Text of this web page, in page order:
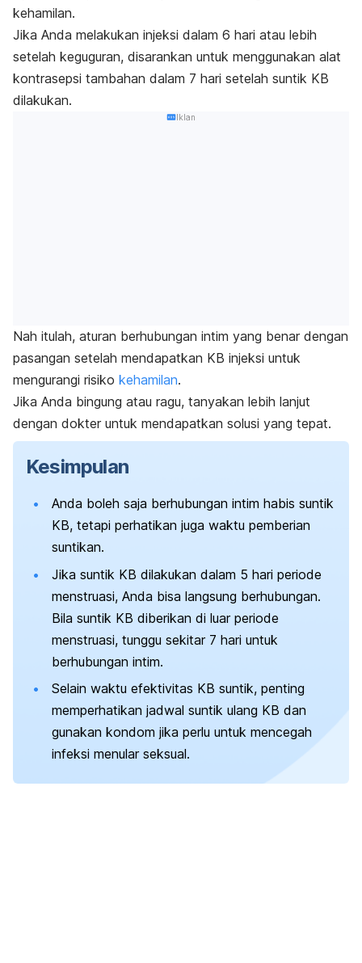
kehamilan.
Jika Anda melakukan injeksi dalam 6 hari atau lebih
setelah keguguran, disarankan untuk menggunakan alat
kontrasepsi tambahan dalam 7 hari setelah suntik KB
dilakukan.
Iklan
Nah itulah, aturan berhubungan intim yang benar dengan
pasangan setelah mendapatkan KB injeksi untuk
mengurangi risiko kehamilan.
Jika Anda bingung atau ragu, tanyakan lebih lanjut
dengan dokter untuk mendapatkan solusi yang tepat.
Kesimpulan
Anda boleh saja berhubungan intim habis suntik
KB, tetapi perhatikan juga waktu pemberian
suntikan.
Jika suntik KB dilakukan dalam 5 hari periode
menstruasi, Anda bisa langsung berhubungan.
Bila suntik KB diberikan di luar periode
menstruasi, tunggu sekitar 7 hari untuk
berhubungan intim.
Selain waktu efektivitas KB suntik, penting
memperhatikan jadwal suntik ulang KB dan
gunakan kondom jika perlu untuk mencegah
infeksi menular seksual.